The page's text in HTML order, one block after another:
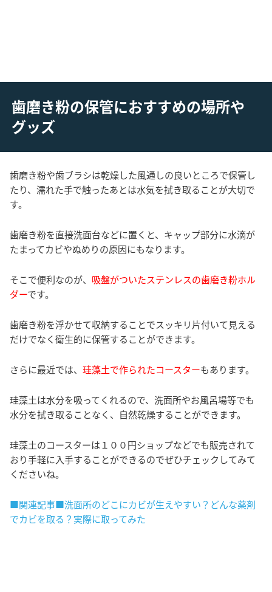
歯磨き粉の保管におすすめの場所や
グッズ
歯磨き粉や歯ブラシは乾燥した風通しの良いところで保管し
たり、濡れた手で触ったあとは水気を拭き取ることが大切で
す。
歯磨き粉を直接洗面台などに置くと、キャップ部分に水滴が
たまってカビやぬめりの原因にもなります。
そこで便利なのが、 吸盤がついたステンレスの歯磨き粉ホル
ダーです。
歯磨き粉を浮かせて収納することでスッキリ片付いて見える
だけでなく衛生的に保管することができます。
さらに最近では、 珪藻土で作られたコースターもあります。
珪藻土は水分を吸ってくれるので、洗面所やお風呂場等でも
水分を拭き取ることなく、自然乾燥することができます。
珪藻土のコースターは１００円ショップなどでも販売されて
おり手軽に入手することができるのでぜひチェックしてみて
くださいね。
■関連記事■洗面所のどこにカビが生えやすい？どんな薬剤
でカビを取る？実際に取ってみた